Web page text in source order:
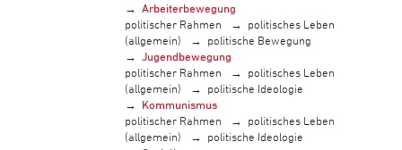
Arbeiterbewegung
politischer Rahmen
politisches Leben
(allgemein)
politische Bewegung
Jugendbewegung
politischer Rahmen
politisches Leben
(allgemein)
politische Ideologie
Kommunismus
politischer Rahmen
politisches Leben
(allgemein)
politische Ideologie